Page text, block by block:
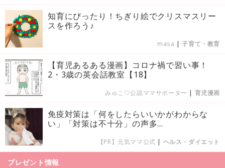
知育にぴったり！ちぎり絵でクリスマスリー
スを作ろう♪
masa |子育て・教育
【育児あるある漫画】コロナ禍で習い事！
2・3歳の英会話教室【18】
みゅこ♡公認ママサポーター | 育児漫画
免疫対策は「何をしたらいいかがわからな
い」「対策は不十分」の声多...
【PR】元気ママ公式 | ヘルス・ダイエット
プレゼント情報